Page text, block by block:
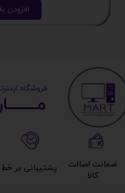
افزودن
​فروشگاه
پشتیبانی بر خط​​​​​​​
ضمانت اصالت
کالا​​​​​​​